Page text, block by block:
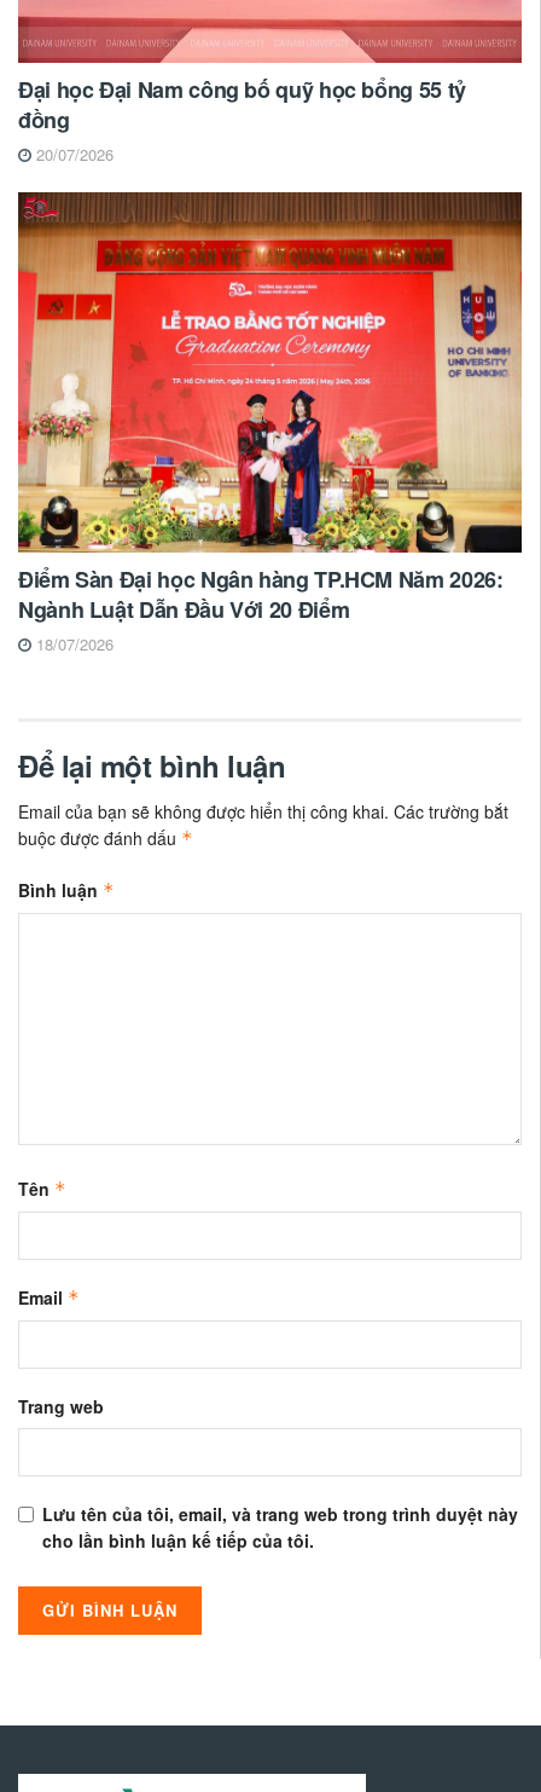
Đại học Đại Nam công bố quỹ học bổng 55 tỷ
đồng
20/07/2026
Điểm Sàn Đại học Ngân hàng TP.HCM Năm 2026:
Ngành Luật Dẫn Đầu Với 20 Điểm
18/07/2026
Để lại một bình luận
Email của bạn sẽ không được hiển thị công khai. Các trường bắt
buộc được đánh dấu *
Bình luận *
Tên *
Email *
Trang web
Lưu tên của tôi, email, và trang web trong trình duyệt này
cho lần bình luận kế tiếp của tôi.